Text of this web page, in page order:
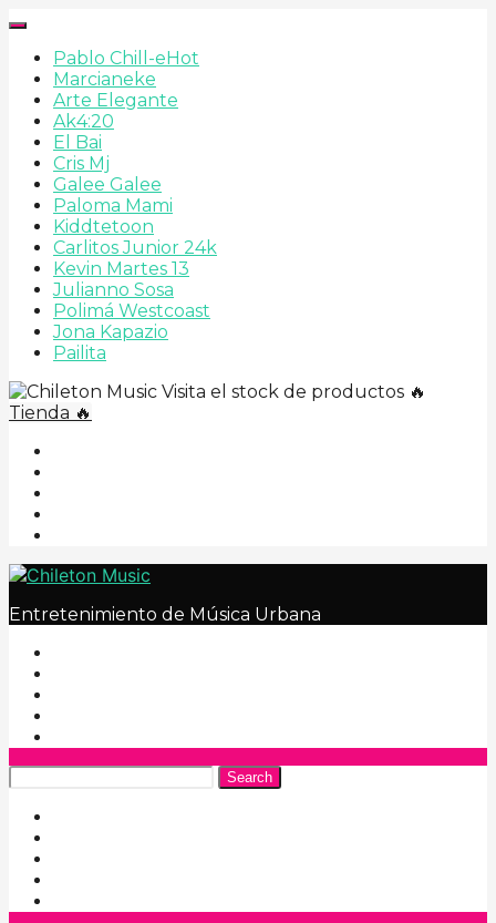
Pablo Chill-eHot
Marcianeke
Arte Elegante
Ak4:20
El Bai
Cris Mj
Galee Galee
Paloma Mami
Kiddtetoon
Carlitos Junior 24k
Kevin Martes 13
Julianno Sosa
Polimá Westcoast
Jona Kapazio
Pailita
Visita el stock de productos 🔥
Tienda 🔥
Entretenimiento de Música Urbana
Search